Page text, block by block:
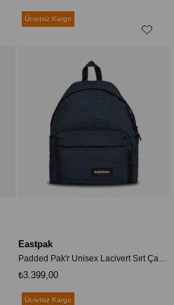
Eastpak
₺3.399,00
Ücretsiz Kargo
Ücretsiz Kargo